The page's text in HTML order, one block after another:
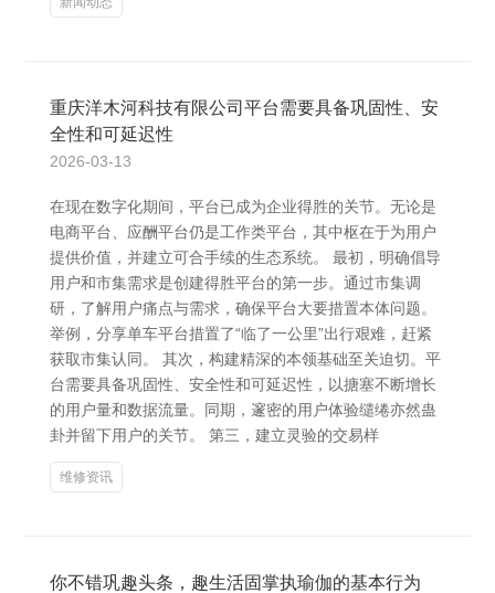
重庆洋木河科技有限公司平台需要具备巩固性、安
全性和可延迟性
2026-03-13
在现在数字化期间，平台已成为企业得胜的关节。无论是
电商平台、应酬平台仍是工作类平台，其中枢在于为用户
提供价值，并建立可合手续的生态系统。 最初，明确倡导
用户和市集需求是创建得胜平台的第一步。通过市集调
研，了解用户痛点与需求，确保平台大要措置本体问题。
举例，分享单车平台措置了“临了一公里”出行艰难，赶紧
获取市集认同。 其次，构建精深的本领基础至关迫切。平
台需要具备巩固性、安全性和可延迟性，以搪塞不断增长
的用户量和数据流量。同期，邃密的用户体验缱绻亦然蛊
卦并留下用户的关节。 第三，建立灵验的交易样
维修资讯
你不错巩趣头条，趣生活固掌执瑜伽的基本行为